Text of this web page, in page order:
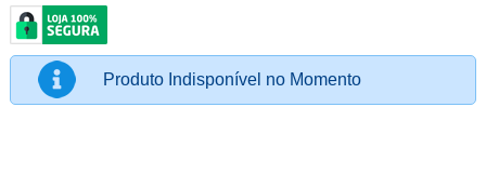
Produto Indisponível no Momento